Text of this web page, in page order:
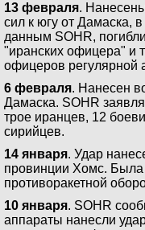
13 февраля.
сил к югу от Дамаска,
данным SOHR,
"иранских офицера" и
офицеров регулярной
6 февраля. Нанесен
Дамаска. SOHR
трое иранцев, 12
сирийцев.
14 января. Удар
провинции Хомс. Была
противоракетной
10 января. SOHR
аппараты нанесли